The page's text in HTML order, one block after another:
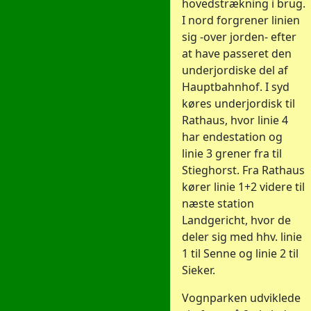
hovedstrækning i brug.
I nord forgrener linien
sig -over jorden- efter
at have passeret den
underjordiske del af
Hauptbahnhof. I syd
køres underjordisk til
Rathaus, hvor linie 4
har endestation og
linie 3 grener fra til
Stieghorst. Fra Rathaus
kører linie 1+2 videre til
næste station
Landgericht, hvor de
deler sig med hhv. linie
1 til Senne og linie 2 til
Sieker.
Vognparken udviklede